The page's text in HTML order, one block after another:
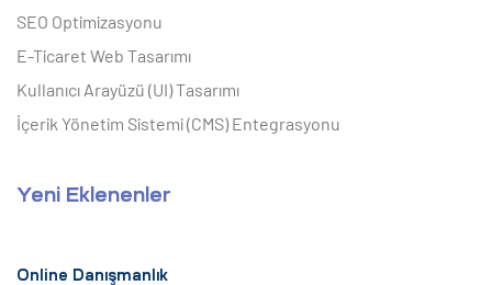
SEO Optimizasyonu
E-Ticaret Web Tasarımı
Kullanıcı Arayüzü (UI) Tasarımı
İçerik Yönetim Sistemi (CMS) Entegrasyonu
Yeni Eklenenler
Online Danışmanlık